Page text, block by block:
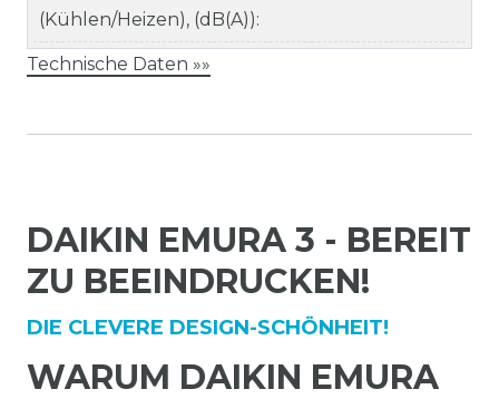
(Kühlen/Heizen), (dB(A)):
Technische Daten »»
DAIKIN EMURA 3 - BEREIT
ZU BEEINDRUCKEN!
DIE CLEVERE DESIGN-SCHÖNHEIT!
WARUM DAIKIN EMURA